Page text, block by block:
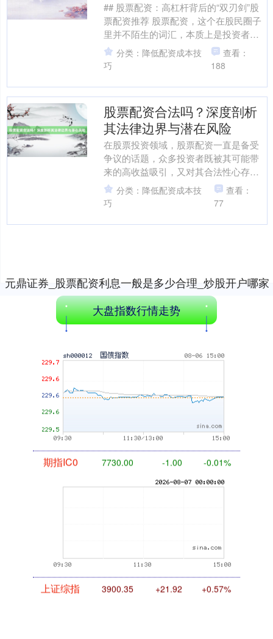
## 股票配资：高杠杆背后的“双刃剑”股
票配资推荐 股票配资，这个在股民圈子
里并不陌生的词汇，本质上是投资者通
过向配资公司缴纳保证金，获得数倍于
保证金的资金用于....
分类：降低配资成本技
巧
查看：
188
股票配资合法吗？深度剖析
其法律边界与潜在风险
在股票投资领域，股票配资一直是备受
争议的话题，众多投资者既被其可能带
来的高收益吸引，又对其合法性心存疑
虑。那么正规股票配资推荐，股票配资
究竟是否合法，其法律边界....
分类：降低配资成本技
巧
查看：
77
元鼎证券_股票配资利息一般是多少合理_炒股开户哪家
证券公司好文章已加载完成
大盘指数行情走势
创业板指 3515.56 -19.58 -0.55%
基金指数 7229.80 -1.63 -0.02%
国债指数 229.59 0.00%
-1.00 -0.01%